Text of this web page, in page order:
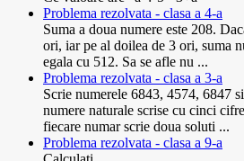
Problema rezolvata - clasa a 4-a
Suma a doua numere este 208.
ori, iar pe al doilea de 3 ori, suma
egala cu 512. Sa se afle nu ...
Problema rezolvata - clasa a 3-a
Scrie numerele 6843, 4574, 6847
numere naturale scrise cu cinci
fiecare numar scrie doua soluti ...
Problema rezolvata - clasa a 9-a